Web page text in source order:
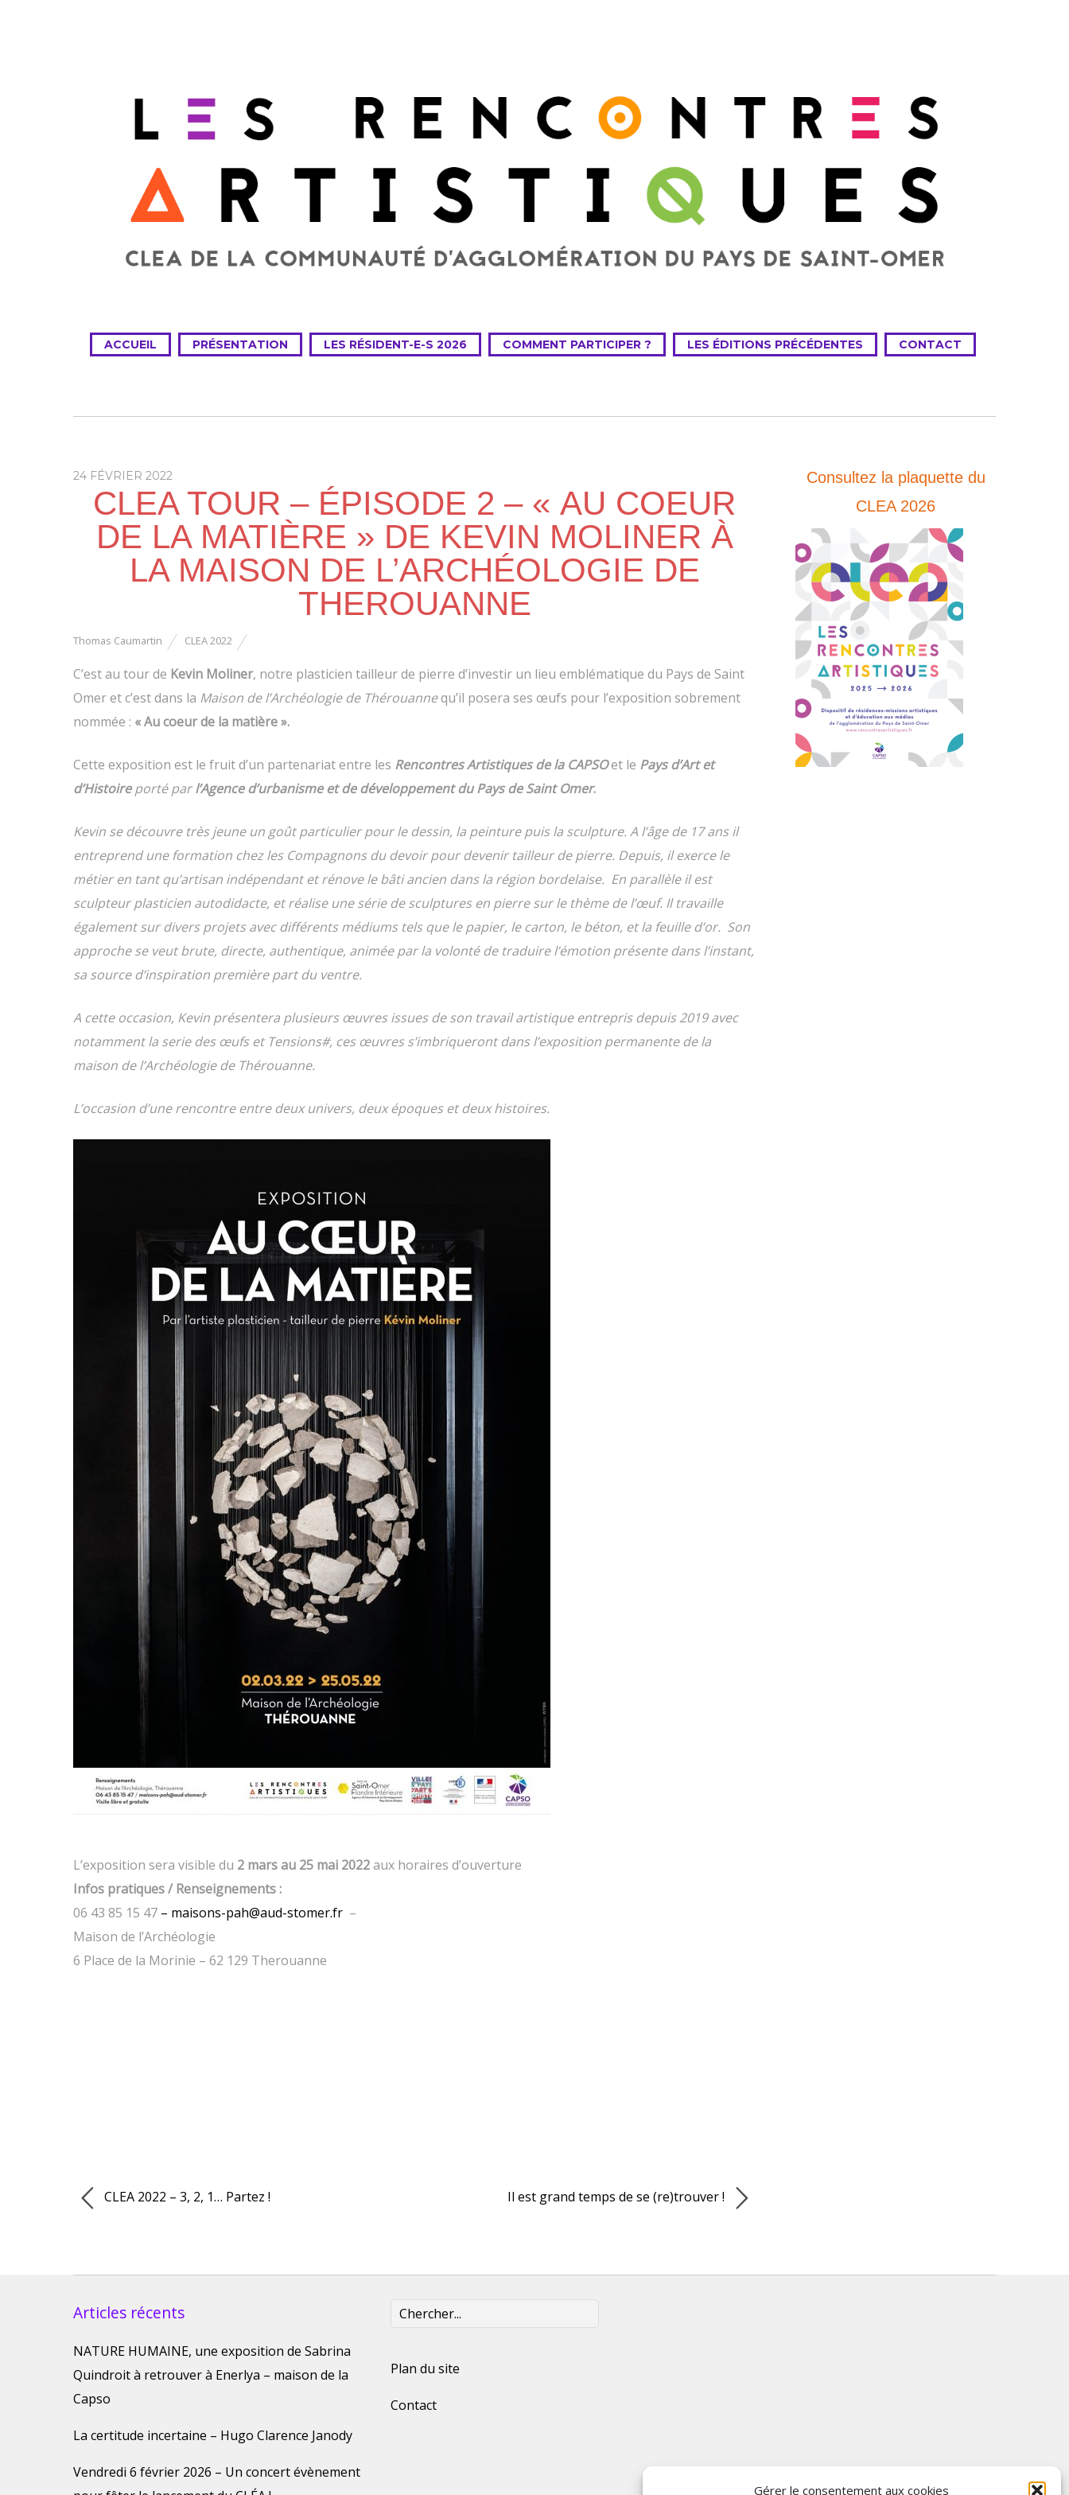
Gérer le consentement aux cookies
ACCUEIL PRÉSENTATION LES RÉSIDENT-E-S 2026 COMMENT PARTICIPER ? LES ÉDITIONS PRÉCÉDENTES CONTACT
24 FÉVRIER 2022
CLEA TOUR – ÉPISODE 2 – « AU COEUR
DE LA MATIÈRE » DE KEVIN MOLINER À
LA MAISON DE L’ARCHÉOLOGIE DE
THEROUANNE
Thomas Caumartin CLEA 2022
C’est au tour de Kevin Moliner, notre plasticien tailleur de pierre d’investir un lieu emblématique du Pays de Saint
Omer et c’est dans la Maison de l’Archéologie de Thérouannequ’il posera ses œufs pour l’exposition sobrement
nommée : « Au coeur de la matière ».
Cette exposition est le fruit d’un partenariat entre les Rencontres Artistiques de la CAPSOet le Pays d’Art et
d’Histoireporté parl’Agence d’urbanisme et de développement du Pays de Saint Omer.
Kevin se découvre très jeune un goût particulier pour le dessin, la peinture puis la sculpture. A l’âge de 17 ans il
entreprend une formation chez les Compagnons du devoir pour devenir tailleur de pierre. Depuis, il exerce le
métier en tant qu’artisan indépendant et rénove le bâti ancien dans la région bordelaise. En parallèle il est
sculpteur plasticien autodidacte, et réalise une série de sculptures en pierre sur le thème de l’œuf. Il travaille
également sur divers projets avec différents médiums tels que le papier, le carton, le béton, et la feuille d’or. Son
approche se veut brute, directe, authentique, animée par la volonté de traduire l’émotion présente dans l’instant,
sa source d’inspiration première part du ventre.
A cette occasion, Kevin présentera plusieurs œuvres issues de son travail artistique entrepris depuis 2019 avec
notamment la serie des œufs et Tensions#, ces œuvres s’imbriqueront dans l’exposition permanente de la
maison de l’Archéologie de Thérouanne.
L’occasion d’une rencontre entre deux univers, deux époques et deux histoires.
L’exposition sera visible du 2 mars au 25 mai 2022aux horaires d’ouverture
Infos pratiques / Renseignements :
06 43 85 15 47 – maisons-pah@aud-stomer.fr –
Maison de l’Archéologie
6 Place de la Morinie – 62 129 Therouanne
CLEA 2022 – 3, 2, 1… Partez ! Il est grand temps de se (re)trouver !
Consultez la plaquette du
CLEA 2026
Articles récents
NATURE HUMAINE, une exposition de Sabrina
Quindroit à retrouver à Enerlya – maison de la
Capso
La certitude incertaine – Hugo Clarence Janody
Vendredi 6 février 2026 – Un concert évènement
Plan du site
Contact